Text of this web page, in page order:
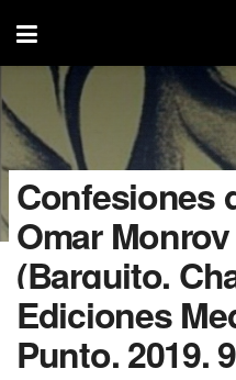
Confesiones
Omar
(Barquito,
Ediciones
Punto. 2019.